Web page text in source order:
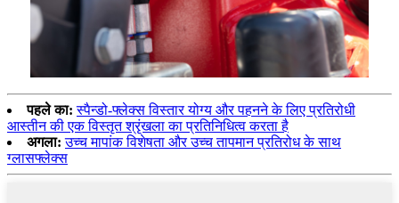
पहले का: स्पैन्डो-फ्लेक्स विस्तार योग्य और पहनने के लिए प्रतिरोधी
आस्तीन की एक विस्तृत श्रृंखला का प्रतिनिधित्व करता है
अगला: उच्च मापांक विशेषता और उच्च तापमान प्रतिरोध के साथ
ग्लासफ्लेक्स